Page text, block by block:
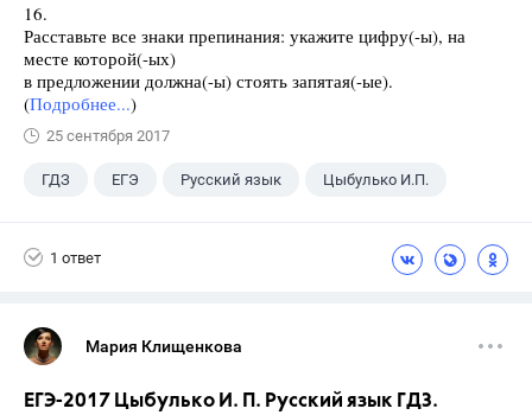
16.
Расставьте все знаки препинания: укажите цифру(-ы), на
месте которой(-ых)
в предложении должна(-ы) стоять запятая(-ые).
(Подробнее...)
25 сентября 2017
ГДЗ ЕГЭ Русский язык Цыбулько И.П.
1 ответ
Мария Клищенкова
ЕГЭ-2017 Цыбулько И. П. Русский язык ГДЗ.